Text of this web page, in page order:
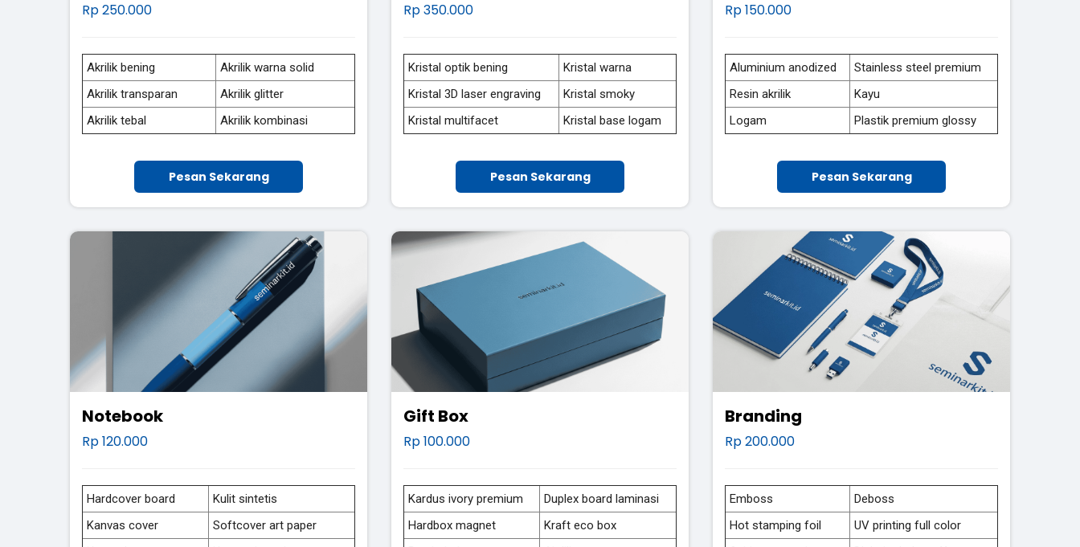
Rp 250.000
Akrilik bening
Akrilik warna solid
Akrilik transparan
Akrilik glitter
Akrilik tebal
Akrilik kombinasi
Pesan Sekarang
Rp 350.000
Kristal optik bening
Kristal warna
Kristal 3D laser engraving
Kristal smoky
Kristal multifacet
Kristal base logam
Pesan Sekarang
Rp 150.000
Aluminium anodized
Stainless steel premium
Resin akrilik
Kayu
Logam
Plastik premium glossy
Pesan Sekarang
Notebook
Rp 120.000
Hardcover board
Kulit sintetis
Kanvas cover
Softcover art paper
Gift Box
Rp 100.000
Kardus ivory premium
Duplex board laminasi
Hardbox magnet
Kraft eco box
Branding
Rp 200.000
Emboss
Deboss
Hot stamping foil
UV printing full color